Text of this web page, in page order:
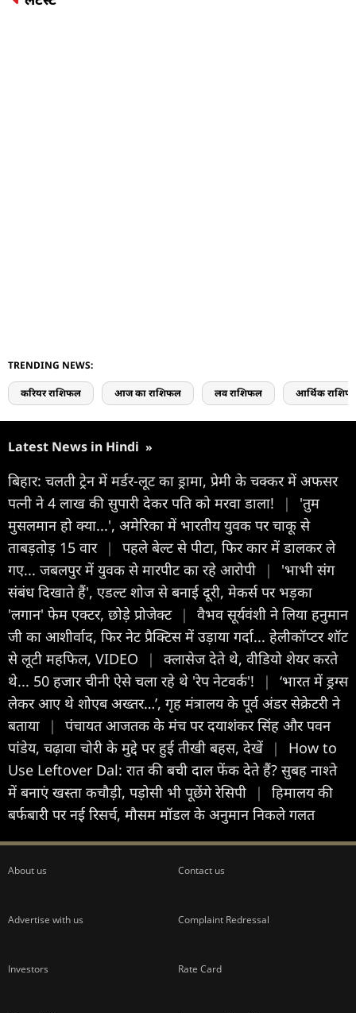
TRENDING NEWS:
करियर राशिफल आज का राशिफल लव राशिफल आर्थिक
Latest News in Hindi »
बिहार: चलती ट्रेन में मर्डर-लूट का ड्रामा, प्रेमी के चक्कर में अफसर
पत्नी ने 4 लाख की सुपारी देकर पति को मरवा डाला!
|
'तुम
मुसलमान हो क्या...', अमेरिका में भारतीय युवक पर चाकू से
ताबड़तोड़ 15 वार |
पहले बेल्ट से पीटा, फिर कार में डालकर ले
गए... जबलपुर में युवक से मारपीट का रहे आरोपी
|
'भाभी संग
संबंध दिखाते हैं', एडल्ट शोज से बनाई दूरी, मेकर्स पर भड़का
'लगान' फेम एक्टर, छोड़े प्रोजेक्ट |
वैभव सूर्यवंशी ने लिया हनुमान
जी का आशीर्वाद, फ‍िर नेट प्रैक्ट‍िस में उड़ाया गर्दा... हेलीकॉप्टर शॉट
से लूटी महफ‍िल, VIDEO
|
क्लासेज देते थे, वीडियो शेयर करते
थे... 50 हजार चीनी ऐसे चला रहे थे 'रेप नेटवर्क'!
|
‘भारत में ड्रग्स
लेकर आए थे शोएब अख्तर…’, गृह मंत्रालय के पूर्व अंडर सेक्रेटरी ने
बताया
|
पंचायत आजतक के मंच पर दयाशंकर सिंह और पवन
पांडेय, चढ़ावा चोरी के मुद्दे पर हुई तीखी बहस, देखें
|
How to
Use Leftover Dal: रात की बची दाल फेंक देते हैं? सुबह नाश्ते
में बनाएं खस्ता कचौड़ी, पड़ोसी भी पूछेंगे रेसिपी
|
हिमालय की
बर्फबारी पर नई रिसर्च, मौसम मॉडल के अनुमान निकले गलत
About us Contact us
Advertise with us Complaint Redressal
Investors Rate Card